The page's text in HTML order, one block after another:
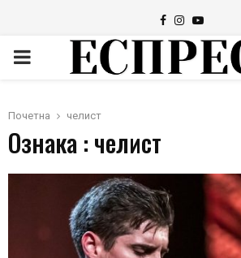
Facebook
Instagram
Youtube
PRIMARY
Почетна челист
Ознака : челист